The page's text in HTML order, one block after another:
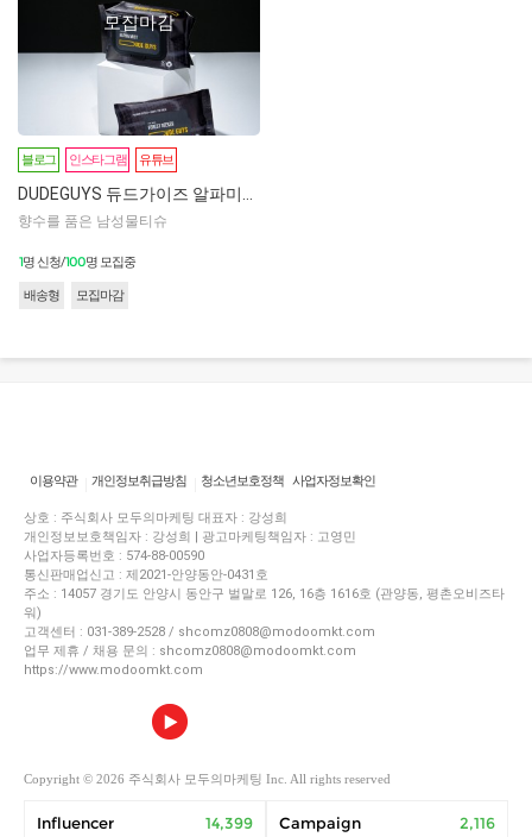
모집마감
블로그 인스타그램 유튜브
향수를 품은 남성물티슈
1명 신청/100명 모집중
배송형 모집마감
이용약관 개인정보취급방침 청소년보호정책 사업자정보확인
상호 : 주식회사 모두의마케팅 대표자 : 강성희
개인정보보호책임자 : 강성희 | 광고마케팅책임자 : 고영민
사업자등록번호 : 574-88-00590
통신판매업신고 : 제2021-안양동안-0431호
주소 : 14057 경기도 안양시 동안구 벌말로 126, 16층 1616호 (관양동, 평촌오비즈타
워)
고객센터 : 031-389-2528 / shcomz0808@modoomkt.com
업무 제휴 / 채용 문의 : shcomz0808@modoomkt.com
https://www.modoomkt.com
Copyright © 2026 주식회사 모두의마케팅 Inc. All rights reserved
Influencer 14,399 Campaign 2,116